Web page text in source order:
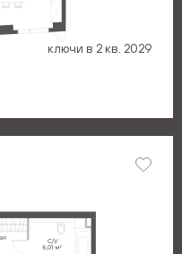
ключи в 2 кв. 2029